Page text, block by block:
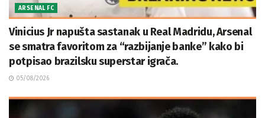
ARSENAL FC
Vinicius Jr napušta sastanak u Real Madridu, Arsenal
se smatra favoritom za “razbijanje banke” kako bi
potpisao brazilsku superstar igrača.
05/08/2026